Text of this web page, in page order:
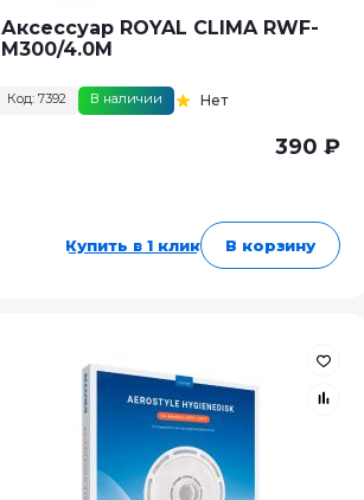
Аксессуар ROYAL CLIMA RWF-
M300/4.0M
Код: 7392 В наличии Нет
390 ₽
Купить в 1 клик В корзину